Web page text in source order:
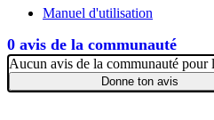
0 avis de la communauté
Manuel d'utilisation
Aucun avis de la communauté pour
Donne ton avis